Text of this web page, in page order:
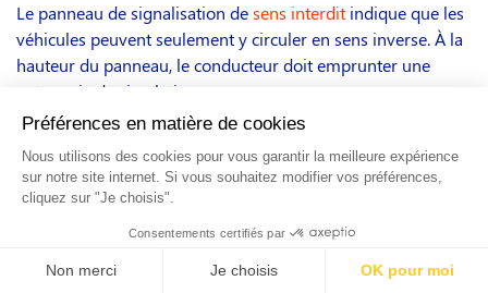
Le panneau de signalisation desens interdit indique que les
véhicules peuvent seulement y circuler en sens inverse. À la
hauteur du panneau, le conducteur doit emprunter une
autre voie de circulation.
Ligne continue
Laligne continueest souvent mise dans un lieu précis
considéré dangereux car absence de visibilité (côte, virage).
Elle représente un mur et est considérée comme
sens.